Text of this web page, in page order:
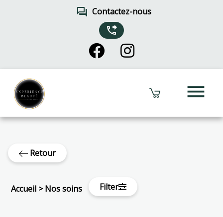
forum Contactez-nous
phone_forwarded
menu
Retour
Accueil >Nos soins Filter